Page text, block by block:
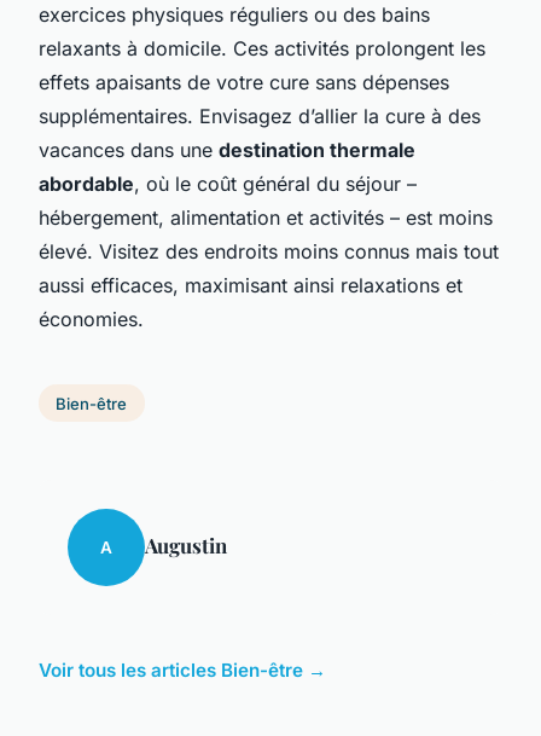
exercices physiques réguliers ou des bains
relaxants à domicile. Ces activités prolongent les
effets apaisants de votre cure sans dépenses
supplémentaires. Envisagez d’allier la cure à des
vacances dans une destination thermale
abordable, où le coût général du séjour –
hébergement, alimentation et activités – est moins
élevé. Visitez des endroits moins connus mais tout
aussi efficaces, maximisant ainsi relaxations et
économies.
Bien-être
A Augustin
Voir tous les articles Bien-être →